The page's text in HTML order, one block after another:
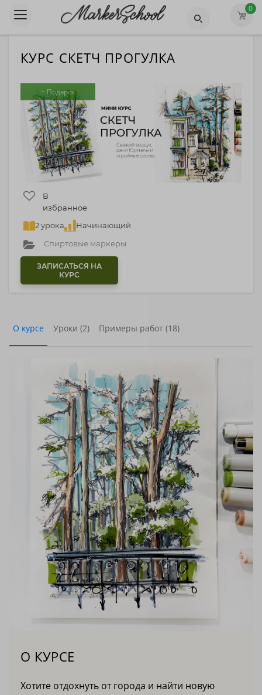
0
КУРС СКЕТЧ ПРОГУЛКА
+ Подарок
В
избранное
2 урока
Начинающий
Спиртовые маркеры
ЗАПИСАТЬСЯ НА
КУРС
О курсе Уроки (2) Примеры работ (18)
О КУРСЕ
Хотите отдохнуть от города и найти новую